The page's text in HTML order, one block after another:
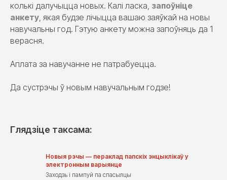
колькі далучыцца новых. Калі ласка, запоўніце
анкету, якая будзе лічыцца вашаю заяўкай на новы
навучальны год. Гэтую анкету можна запоўняць да 1
верасня.
Аплата за навучанне не патрабуецца.
Да сустрэчы ў новым навучальным годзе!
Глядзіце таксама:
Новыя рэчы — пераклад папскіх энцыклікаў у
электронным варыянце
Заходзь і пампуй па спасылцы